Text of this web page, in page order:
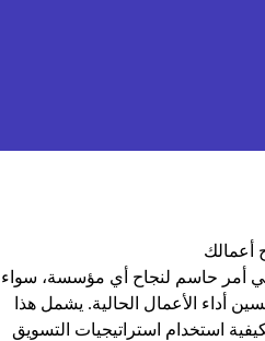
أمر حاسم لنجاح أي مؤسسة، سواء
أداء الأعمال الحالية. يشمل هذا
استخدام استراتيجيات التسويق